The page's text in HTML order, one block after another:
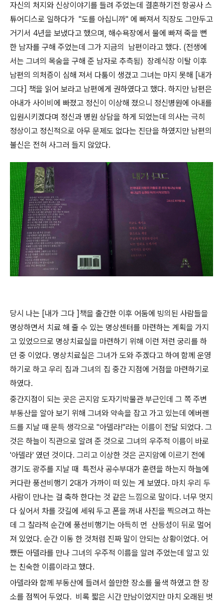
자신의 처지와 신상이야기를 들려 주었는데 결혼하기전 항공사 스
튜어디스로 일하다가 "도를 아십니까" 에 빠져서 직장도 그만두고
거기서 4년을 보냈다고 했으며, 해수욕장에서 물에 빠져 죽을 뻔
한 남자를 구해 주었는데 그가 지금의 남편이라고 했다. (전생에
서는 그녀의 목숨을 구해 준 남자로 추측됨) 장례식장 이탈 이후
남편의 의처증이 심해 져서 다툼이 생겼고 그녀는 마지 못해 [내가
그다] 책을 읽어 보라고 남편에게 권하였다고 했다. 하지만 남편은
아내가 사이비에 빠졌고 정신이 이상해 졌으니 정신병원에 아내를
입원시키겠다며 정신과 병원 상담을 하게 되었는데 의사는 극히
정상이고 정신적으로 아무 문제도 없다는 진단을 하였지만 남편의
불신은 전혀 사그러 들지 않았다.
당시 나는 [내가 그다 ]책을 출간한 이후 어둠에 빙의된 사람들을
명상하면서 치료 해 줄 수 있는 명상센터를 마련하는 계획을 가지
고 있었으므로 명상치료실을 마련하기 위해 이런 저런 궁리를 하
던 중 이었다. 명상치료실은 그녀가 도와 주겠다고 하여 함께 운영
하기로 하고 우리 집과 그녀의 집 중간 지점에 거점을 마련하기로
하였다.
중간지점이 되는 곳은 곤지암 도자기박물관 부근인데 그 쪽 주변
부동산을 알아 보기 위해 그녀와 약속을 잡고 가고 있는데 에버랜
드를 지날 때 문득 생각으로 "아델라!"라는 이름이 전달 되었다. 그
것은 하늘이 직관으로 알려 준 것으로 그녀의 우주적 이름이 바로
'아델라' 였던 것이다. 그리고 이상한 것은 곤지암에 이르기 전에
경기도 광주를 지날 때 특전사 공수부대가 훈련을 하는지 하늘에
커다란 풍선비행기 2대가 가까이 떠 있는 게 보였다. 마치 우리 두
사람이 만나는 걸 축하 한다는 것 같은 느낌으로 말이다. 너무 멋지
다 싶어서 차를 갓길에 세워 두고 폰을 꺼내 사진을 찍으려고 하는
데 그 찰라적 순간에 풍선비행기는 아득히 먼 산등성이 뒤로 멀어
져 있었다. 순간 이동 한 것처럼 진짜 말이 안되는 상황이었다. 어
쨌든 아델라를 만나 그녀의 우주적 이름을 알려 주었는데 알고 있
는 친숙한 이름이라고 했다.
아델라와 함께 부동산에 들려서 쓸만한 장소를 물색 하였고 한 장
소를 점찍어 두었다. 비록 짧은 시간 만남이었지만 마치 오래된 벗